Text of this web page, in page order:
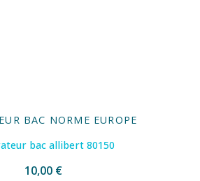
BAC NORME EUROPE
bac allibert 80150
10,00 €